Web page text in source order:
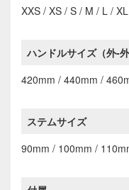
XXS / XS / S / M / L / XL
ハンドルサイズ（外-外
420mm / 440mm /
ステムサイズ
90mm / 100mm /